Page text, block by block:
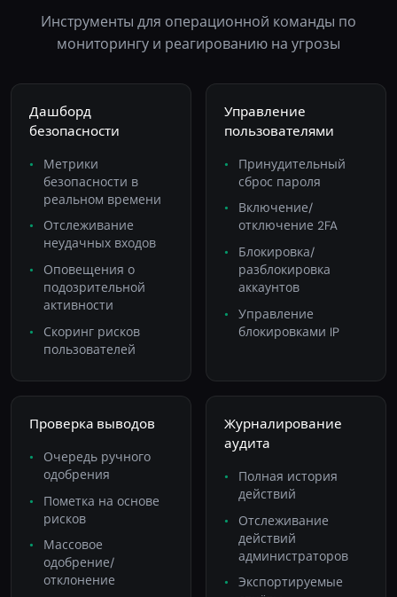
Инструменты для операционной команды по
мониторингу и реагированию на угрозы
Дашборд
безопасности
Метрики
безопасности в
реальном времени
Отслеживание
неудачных входов
Оповещения о
подозрительной
активности
Скоринг рисков
пользователей
Управление
пользователями
Принудительный
сброс пароля
Включение/
отключение 2FA
Блокировка/
разблокировка
аккаунтов
Управление
блокировками IP
Проверка выводов
Очередь ручного
одобрения
Пометка на основе
рисков
Массовое
одобрение/
отклонение
Журналирование
аудита
Полная история
действий
Отслеживание
действий
администраторов
Экспортируемые